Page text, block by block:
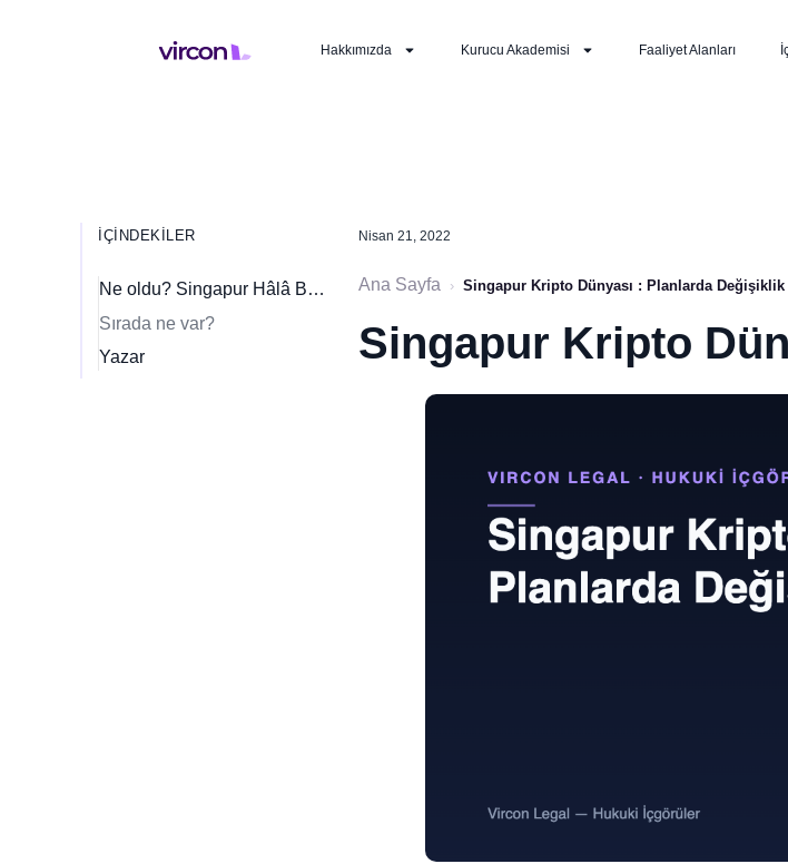
Hakkımızda Kurucu Akademisi Faaliyet Alanları
İÇINDEKILER
Ne oldu? Singapur Hâlâ Bir Kripto Merkezi mi?
Sırada ne var?
Yazar
Nisan 21, 2022
Ana Sayfa › Singapur Kripto Dünyası : Planlarda Değişiklik
Singapur Kripto